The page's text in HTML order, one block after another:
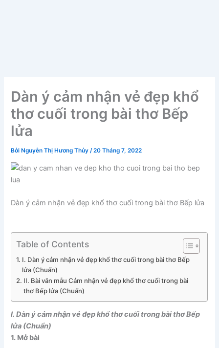
Dàn ý cảm nhận vẻ đẹp khổ
thơ cuối trong bài thơ Bếp
lửa
Bởi Nguyễn Thị Hương Thủy/20 Tháng 7, 2022
Dàn ý cảm nhận vẻ đẹp khổ thơ cuối trong bài thơ Bếp lửa
Table of Contents
I. Dàn ý cảm nhận vẻ đẹp khổ thơ cuối trong bài thơ Bếp
lửa (Chuẩn)
II. Bài văn mẫu Cảm nhận vẻ đẹp khổ thơ cuối trong bài
thơ Bếp lửa (Chuẩn)
I. Dàn ý cảm nhận vẻ đẹp khổ thơ cuối trong bài thơ Bếp
lửa (Chuẩn)
1. Mở bài